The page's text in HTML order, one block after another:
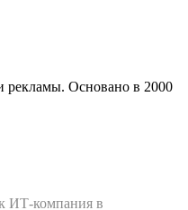
рекламы. Основано в 2000
ИТ‑компания в